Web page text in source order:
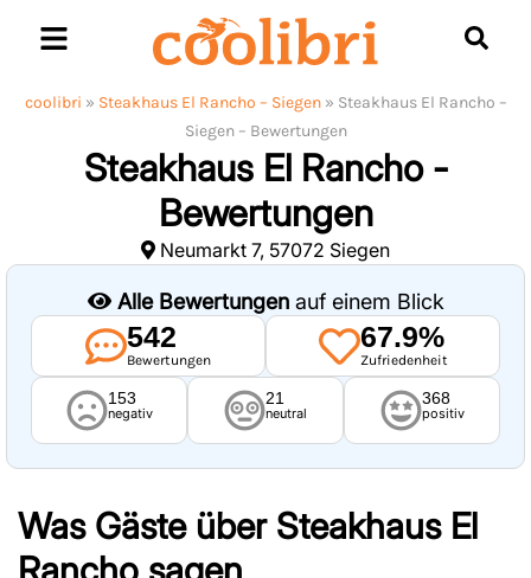
coolibri » Steakhaus El Rancho – Siegen» Steakhaus El Rancho –
Siegen – Bewertungen
Steakhaus El Rancho -
Bewertungen
Neumarkt 7, 57072 Siegen
Alle Bewertungenauf einem Blick
542
Bewertungen
67.9%
Zufriedenheit
153
negativ
21
neutral
368
positiv
Was Gäste über Steakhaus El